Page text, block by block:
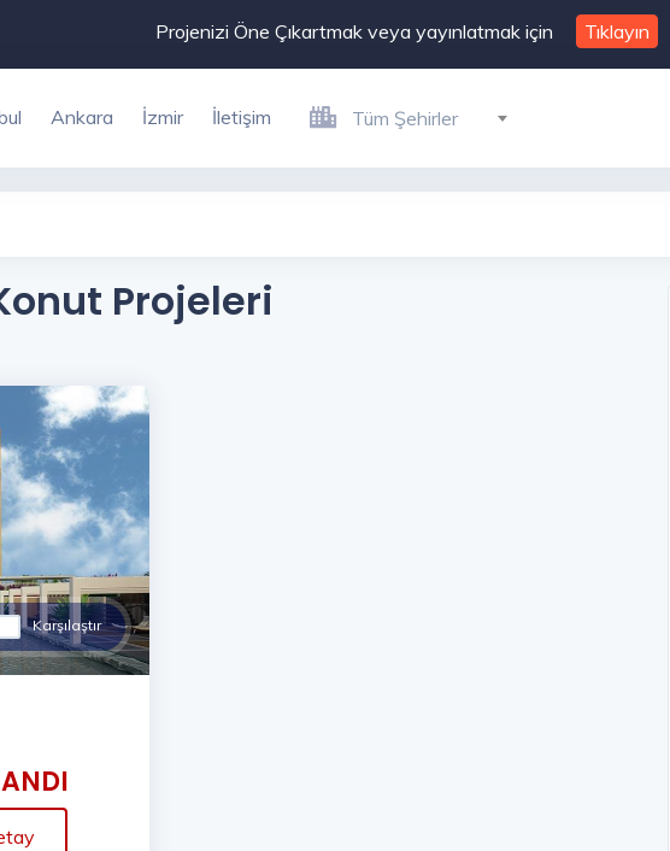
Projenizi Öne Çıkartmak veya yayınlatmak için Tıklayın
Ankara İzmir İletişim Tüm Şehirler
Projeleri
Karşılaştır